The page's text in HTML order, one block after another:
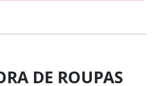
DE ROUPAS